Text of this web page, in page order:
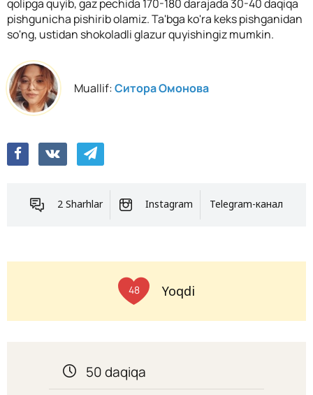
qolipga quyib, gaz pechida 170-180 darajada 30-40 daqiqa
pishgunicha pishirib olamiz. Ta'bga ko'ra keks pishganidan
so'ng, ustidan shokoladli glazur quyishingiz mumkin.
Muallif:Ситора Омонова
2 Sharhlar Instagram Telegram-канал
48 Yoqdi
50 daqiqa